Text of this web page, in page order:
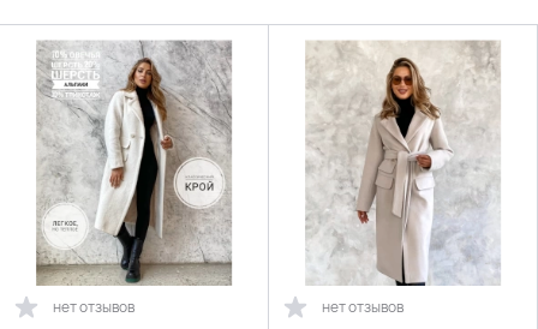
нет отзывов нет отзывов